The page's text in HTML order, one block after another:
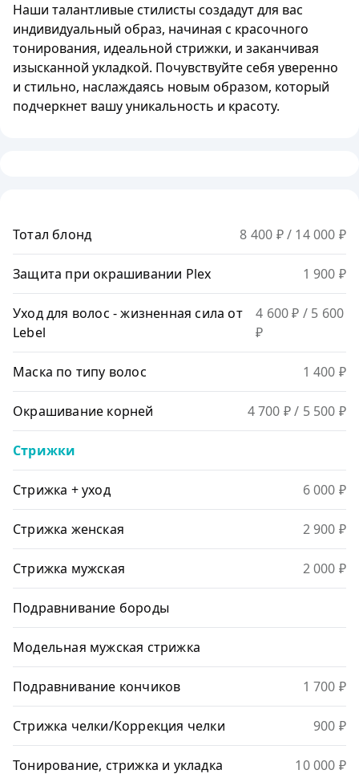
Наши талантливые стилисты создадут для вас
индивидуальный образ, начиная с красочного
тонирования, идеальной стрижки, и заканчивая
изысканной укладкой. Почувствуйте себя уверенно
и стильно, наслаждаясь новым образом, который
подчеркнет вашу уникальность и красоту.
Тотал блонд 8 400 ₽/ 14 000 ₽
Защита при окрашивании Plex 1 900 ₽
Уход для волос - жизненная сила от
Lebel
4 600 ₽ / 5 600
₽
Маска по типу волос 1 400 ₽
Окрашивание корней 4 700 ₽/ 5 500 ₽
Стрижки
Стрижка + уход 6 000 ₽
Стрижка женская 2 900 ₽
Стрижка мужская 2 000 ₽
Подравнивание бороды
Модельная мужская стрижка
Подравнивание кончиков 1 700 ₽
Стрижка челки/Коррекция челки 900 ₽
Тонирование, стрижка и укладка 10 000 ₽